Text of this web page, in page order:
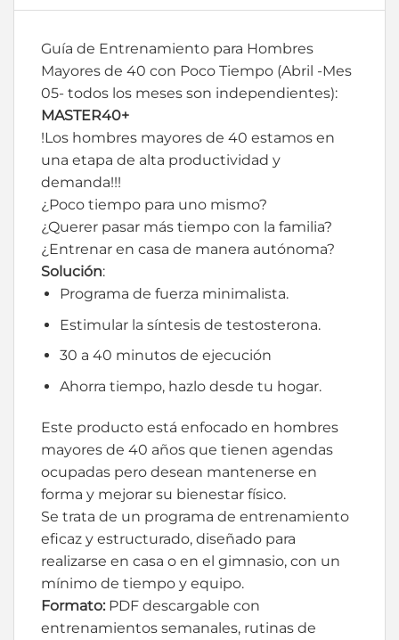
Guía de Entrenamiento para Hombres
Mayores de 40 con Poco Tiempo (Abril -Mes
05- todos los meses son independientes):
MASTER40+
!Los hombres mayores de 40 estamos en
una etapa de alta productividad y
demanda!!!
¿Poco tiempo para uno mismo?
¿Querer pasar más tiempo con la familia?
¿Entrenar en casa de manera autónoma?
Solución:
Programa de fuerza minimalista.
Estimular la síntesis de testosterona.
30 a 40 minutos de ejecución
Ahorra tiempo, hazlo desde tu hogar.
Este producto está enfocado en hombres
mayores de 40 años que tienen agendas
ocupadas pero desean mantenerse en
forma y mejorar su bienestar físico.
Se trata de un programa de entrenamiento
eficaz y estructurado, diseñado para
realizarse en casa o en el gimnasio, con un
mínimo de tiempo y equipo.
Formato: PDF descargable con
entrenamientos semanales, rutinas de